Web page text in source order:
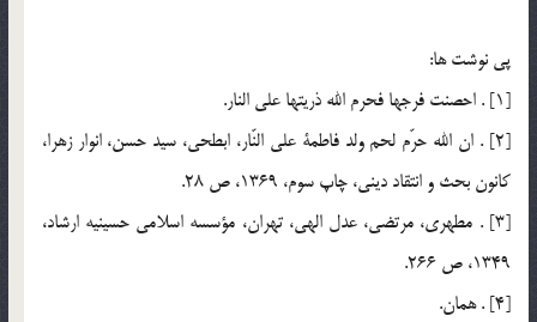
پي نوشت ها:
[1] . احصنت فرجها فحرم الله ذريتها علي النار.
[2] . ان الله حرّم لحم ولد فاطمة علي النّار، ابطحي، سيد حسن، انوار زهرا،
كانون بحث و انتقاد ديني، چاپ سوم، 1369، ص 28.
[3] . مطهري، مرتضي، عدل الهي، تهران، مؤسسه اسلامي حسينيه ارشاد،
1349، ص 266.
[4] . همان.